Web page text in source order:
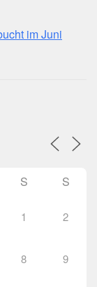
im Juni
S S
1 2
8 9